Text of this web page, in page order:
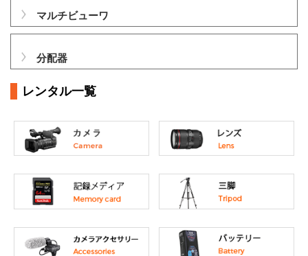
マルチビューワ
分配器
レンタル一覧